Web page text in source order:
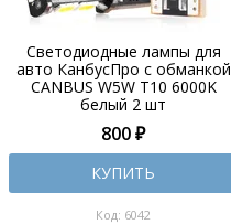
Светодиодные лампы для
авто КанбусПро с обманкой
CANBUS W5W T10 6000K
белый 2 шт
800 ₽
КУПИТЬ
Код: 6042